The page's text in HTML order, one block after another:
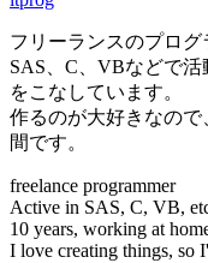
フリーランスのプログ
SAS、C、VBなどで
をこなしています。
作るのが大好きなので
間です。
freelance programmer
Active in SAS, C, VB,
10 years, working at
I love creating things, so